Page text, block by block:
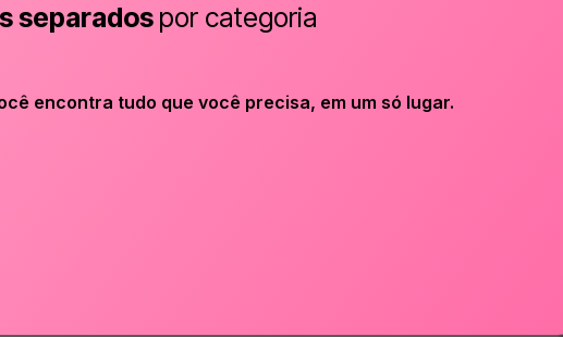
separadospor categoria
encontra tudo que você precisa, em um só lugar.